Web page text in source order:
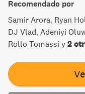
Recomendado por
Samir Arora Ryan
DJ Vlad Adeniyi
Rollo Tomassi y 2